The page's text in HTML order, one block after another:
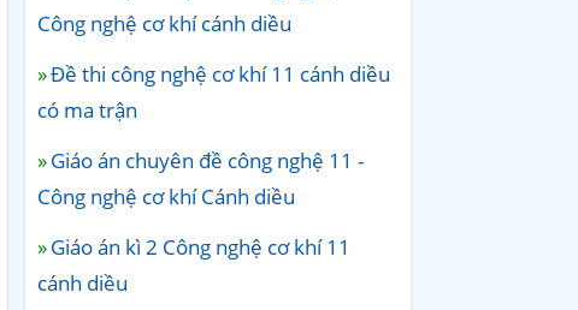
Công nghệ cơ khí cánh diều
Đề thi công nghệ cơ khí 11 cánh diều
có ma trận
Giáo án chuyên đề công nghệ 11 -
Công nghệ cơ khí Cánh diều
Giáo án kì 2 Công nghệ cơ khí 11
cánh diều